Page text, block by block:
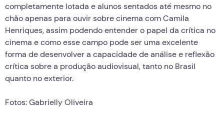
completamente lotada e alunos sentados até mesmo no
chão apenas para ouvir sobre cinema com Camila
Henriques, assim podendo entender o papel da crítica no
cinema e como esse campo pode ser uma excelente
forma de desenvolver a capacidade de análise e reflexão
crítica sobre a produção audiovisual, tanto no Brasil
quanto no exterior.
Fotos: Gabrielly Oliveira